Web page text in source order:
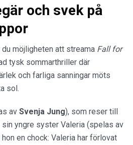
och svek på
du möjligheten att streama Fall for
tysk sommarthriller där
och farliga sanningar möts
sol.
av Svenja Jung), som reser till
yngre syster Valeria (spelas av
hon en chock: Valeria har förlovat